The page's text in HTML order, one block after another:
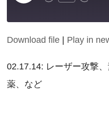
Episode
SHARE
LINK
EMBED
Download file Play in
02.17.14: レーザー攻撃
薬、など